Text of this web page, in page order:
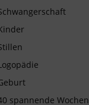
spannende Wochen